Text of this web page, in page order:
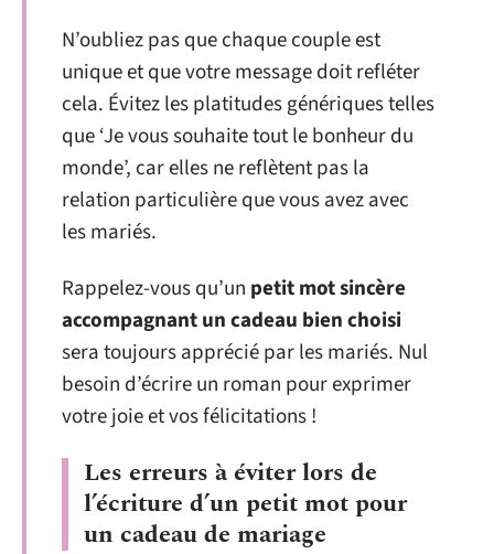
N’oubliez pas que chaque couple est
unique et que votre message doit refléter
cela. Évitez les platitudes génériques telles
que ‘Je vous souhaite tout le bonheur du
monde’, car elles ne reflètent pas la
relation particulière que vous avez avec
les mariés.
Rappelez-vous qu’un petit mot sincère
accompagnant un cadeau bien choisi
sera toujours apprécié par les mariés. Nul
besoin d’écrire un roman pour exprimer
votre joie et vos félicitations !
Les erreurs à éviter lors de
l’écriture d’un petit mot pour
un cadeau de mariage